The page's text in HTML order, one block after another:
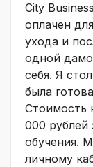
City
оплачен
ухода и
одной
себя. Я
была
Стоимость
000 рублей
обучения.
личному